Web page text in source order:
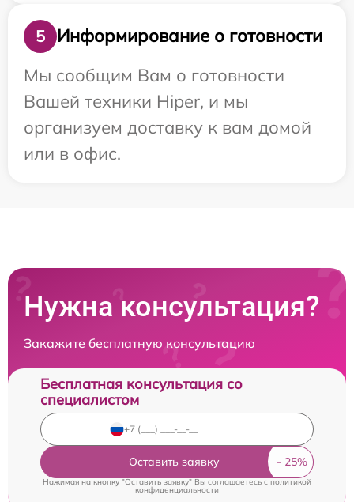
5
Информирование о готовности
Мы сообщим Вам о готовности
Вашей техники Hiper, и мы
организуем доставку к вам домой
или в офис.
Нужна консультация?
Закажите бесплатную консультацию
Бесплатная консультация со
специалистом
Оставить заявку
Нажимая на кнопку "Оставить заявку" Вы соглашаетесь cполитикой
конфиденциальности